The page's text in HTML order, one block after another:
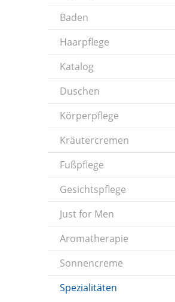
Baden
Haarpflege
Katalog
Duschen
Körperpflege
Kräutercremen
Fußpflege
Gesichtspflege
Just for Men
Aromatherapie
Sonnencreme
Spezialitäten